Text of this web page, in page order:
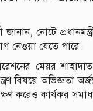
জানান, নোটে
নেওয়া যেতে পারে।
মেয়র
বিষয়ে অভিজ্ঞতা
করেও কার্যকর